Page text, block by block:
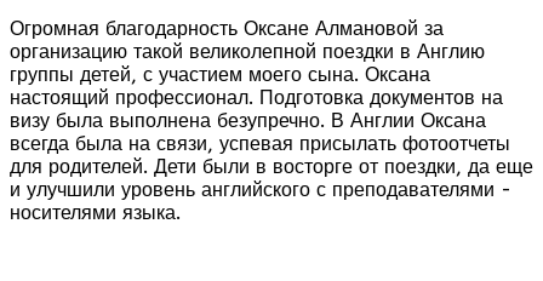
Огромная благодарность Оксане Алмановой за
организацию такой великолепной поездки в Англию
группы детей, с участием моего сына. Оксана
настоящий профессионал. Подготовка документов на
визу была выполнена безупречно. В Англии Оксана
всегда была на связи, успевая присылать фотоотчеты
для родителей. Дети были в восторге от поездки, да еще
и улучшили уровень английского с преподавателями -
носителями языка.